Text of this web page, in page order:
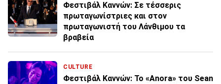
Φεστιβάλ Καννών: Σε τέσσερις
πρωταγωνίστριες και στον
πρωταγωνιστή του Λάνθιμου τα
βραβεία
CULTURE
Φεστιβάλ Καννών: Το «Anora» του Sean